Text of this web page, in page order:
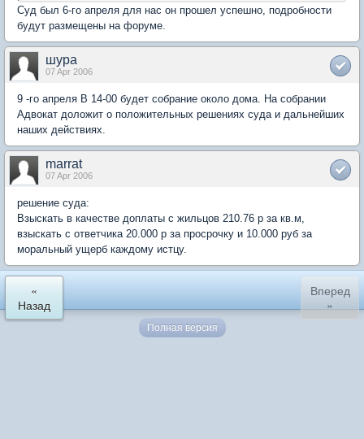
Суд был 6-го апреля для нас он прошел успешно, подробности
будут размещены на форуме.
шура
07 Apr 2006
9 -го апреля В 14-00 будет собрание около дома. На собрании
Адвокат доложит о положительных решениях суда и дальнейших
наших действиях.
marrat
07 Apr 2006
решение суда:
Взыскать в качестве доплаты с жильцов 210.76 р за кв.м,
взыскать с ответчика 20.000 р за просрочку и 10.000 руб за
моральный ущерб каждому истцу.
«
Назад
Вперед
»
Полная версия